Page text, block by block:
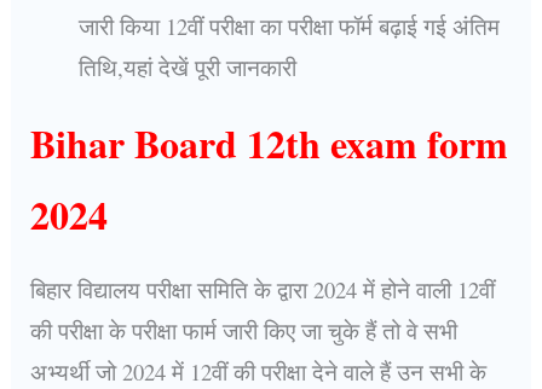
जारी किया 12वीं परीक्षा का परीक्षा फॉर्म बढ़ाई गई अंतिम
तिथि,यहां देखें पूरी जानकारी
Bihar Board 12th exam form
2024
बिहार विद्यालय परीक्षा समिति के द्वारा 2024 में होने वाली 12वीं
की परीक्षा के परीक्षा फार्म जारी किए जा चुके हैं तो वे सभी
अभ्यर्थी जो 2024 में 12वीं की परीक्षा देने वाले हैं उन सभी के